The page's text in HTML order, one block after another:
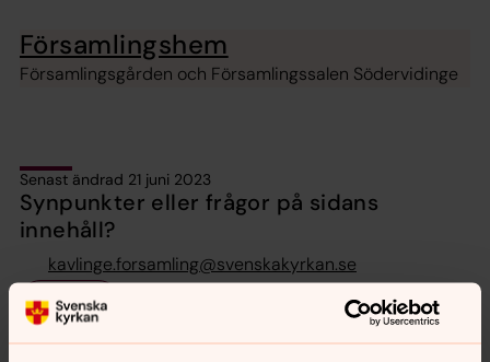
Församlingshem
Församlingsgården och Församlingssalen Södervidinge
Senast ändrad 21 juni 2023
Synpunkter eller frågor på sidans
innehåll?
kavlinge.forsamling@svenskakyrkan.se
Dela